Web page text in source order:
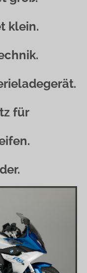
klein.
für